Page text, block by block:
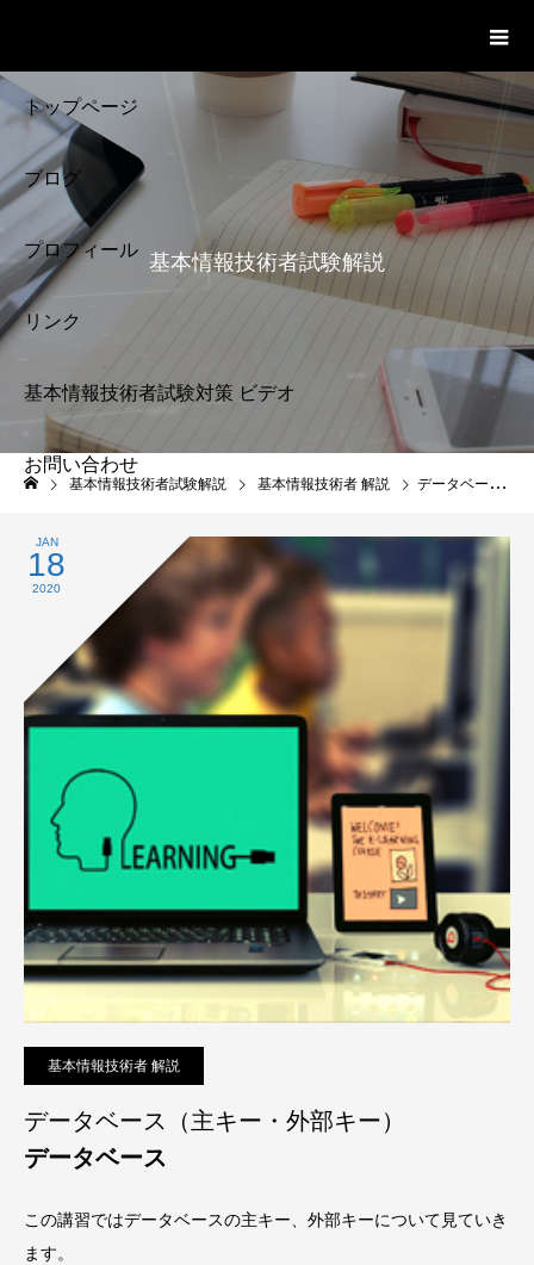
トップページ
ブログ
プロフィール
リンク
基本情報技術者試験対策 ビデオ
お問い合わせ
プライバシーポリシー
基本情報技術者試験
解説
基本情報技術者試験解説
基本情報技術者試験解説 基本情報技術者 解説 データベース（主キー・外部キー）
JAN
18
2020
基本情報技術者 解説
データベース（主キー・外部キー）
データベース
この講習ではデータベースの主キー、外部キーについて見ていき
ます。